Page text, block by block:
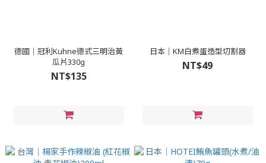
德國｜冠利Kuhne德式三明治黃
瓜片330g
NT$135
日本｜KM白煮蛋造型切割器
NT$49